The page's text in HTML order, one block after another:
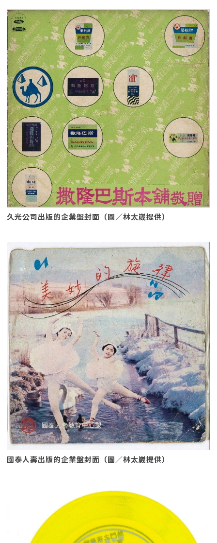
久光公司出版的企業盤封面（圖／林太崴提供）
國泰人壽出版的企業盤封面（圖／林太崴提供）